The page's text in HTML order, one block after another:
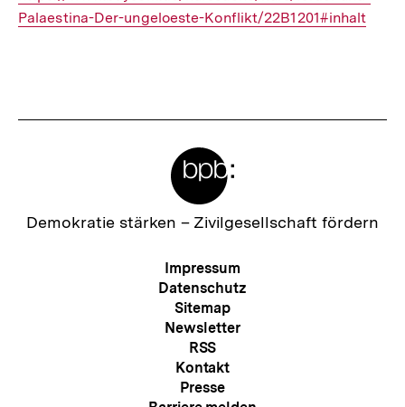
Palaestina-Der-ungeloeste-Konflikt/22B1201#inhalt
Zur
Demokratie stärken – Zivilgesellschaft fördern
Meta-
Navigation
Impressum
Datenschutz
Sitemap
Newsletter
RSS
Kontakt
Presse